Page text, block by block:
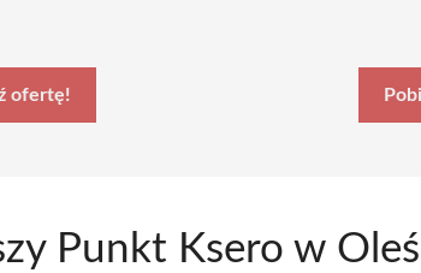
ofertę!
Punkt Ksero w